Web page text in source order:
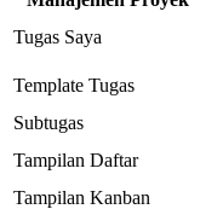
Tugas Saya
Template Tugas
Subtugas
Tampilan Daftar
Tampilan Kanban